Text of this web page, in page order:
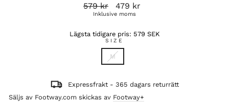
Ordinarie
pris
579 kr Reapris
479 kr
Inklusive moms
Lägsta tidigare pris: 579 SEK
SIZE
M
Expressfrakt - 365 dagars returrätt
Säljs av Footway.com skickas av Footway+